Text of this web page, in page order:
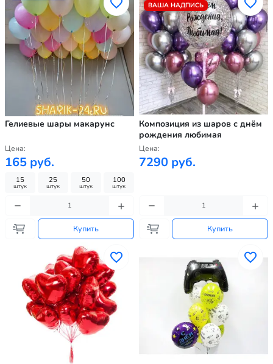
Гелиевые шары макарунс
Цена:
165 руб.
15
штук
25
штук
50
штук
100
штук
Купить
ВАША НАДПИСЬ
Композиция из шаров с днём
рождения любимая
Цена:
7290 руб.
Купить